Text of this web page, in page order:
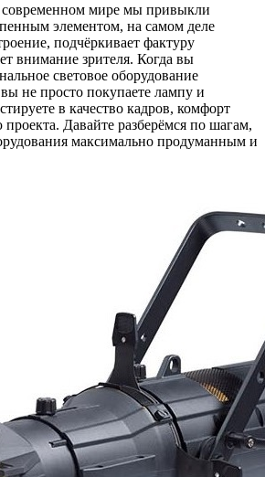
современном мире мы привыкли
элементом, на самом деле
подчёркивает фактуру
внимание зрителя. Когда вы
световое оборудование
не просто покупаете лампу и
в качество кадров, комфорт
Давайте разберёмся по шагам,
максимально продуманным и